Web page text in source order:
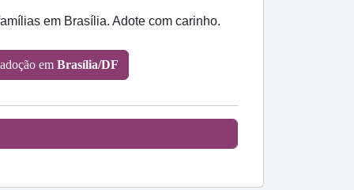
em Brasília. Adote com carinho.
em Brasília/DF